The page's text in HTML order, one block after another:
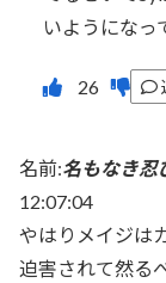
いようになっ
名前:名もなき忍
12:07:04
やはりメイジは
迫害されて然る